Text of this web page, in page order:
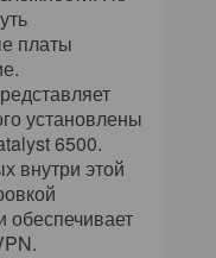
платы
установлены
6500.
внутри этой